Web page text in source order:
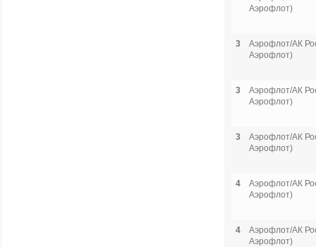
Аэрофлот)
3
Аэрофлот/АК
Аэрофлот)
3
Аэрофлот/АК
Аэрофлот)
3
Аэрофлот/АК
Аэрофлот)
4
Аэрофлот/АК
Аэрофлот)
4
Аэрофлот/АК
Аэрофлот)